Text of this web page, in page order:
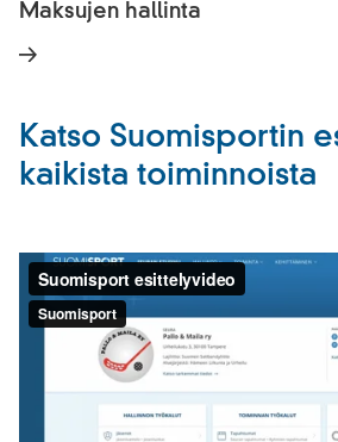
Maksujen hallinta
Katso Suomisportin
kaikista toiminnoista